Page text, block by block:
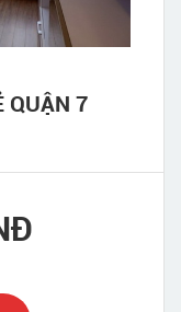
QUẬN 7